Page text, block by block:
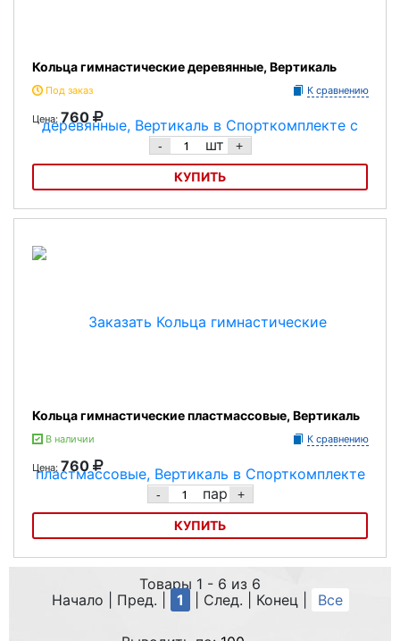
Кольца гимнастические деревянные, Вертикаль
Под заказ К сравнению
Цена: 760
- шт +
КУПИТЬ
Кольца гимнастические деревянные, Вертикаль
Кольца гимнастические пластмассовые, Вертикаль
В наличии К сравнению
Цена: 760
- пар +
КУПИТЬ
Товары 1 - 6 из 6
Начало | Пред. |
1 | След. | Конец Все